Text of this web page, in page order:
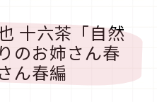
十六茶「自然
のお姉さん春
ん春編